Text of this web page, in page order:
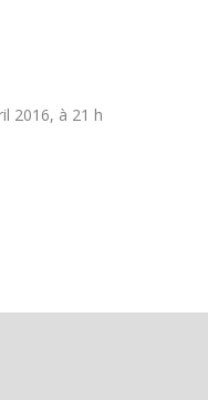
2016, à 21 h